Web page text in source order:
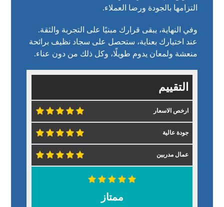
التزامها بالجودة ورضا العملاء.
وفي النهاية، يبقى قرارك مبنيًا على التجربة والثقة.
عند اختيارك بعناية، ستحصل على سجاد نظيف برائحة
منعشة ولمعان يدوم طويلًا، وكل ذلك من دون عناء.
التقييم
ارخص الاسعار
جودة عالية
عمال مدربين
ممتاز